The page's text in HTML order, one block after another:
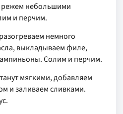
небольшими
и перчим.
немного
выкладываем филе,
Солим и перчим.
мягкими, добавляем
и заливаем сливками.